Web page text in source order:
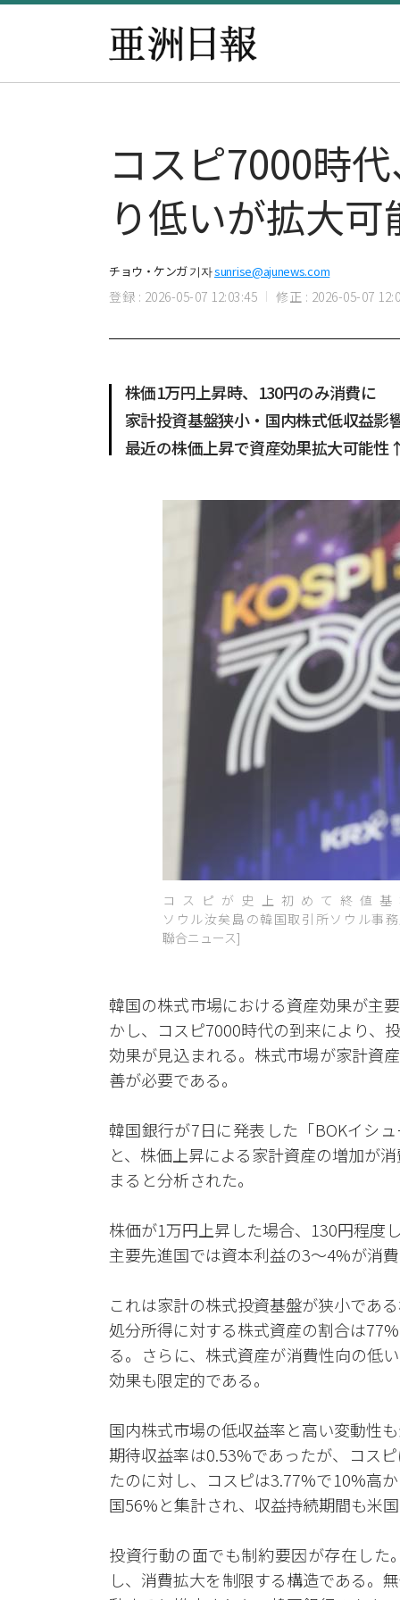
コスピ7000時
り低いが拡大
チョウ・ケンガ 기자sunrise@ajunews.com
登録 : 2026-05-07 12:03:45 修正 : 2026-05-07
株価1万円上昇時、130円のみ消費に
家計投資基盤狭小・国内株式低収益影
最近の株価上昇で資産効果拡大可能性
コスピが史上初めて終値
ソウル汝矣島の韓国取引所ソウル事
聯合ニュース]
韓国の株式市場における資産効果が主
かし、コスピ7000時代の到来により、
効果が見込まれる。株式市場が家計資
善が必要である。
韓国銀行が7日に発表した「BOKイシ
と、株価上昇による家計資産の増加が
まると分析された。
株価が1万円上昇した場合、130円程度
主要先進国では資本利益の3〜4%が消
これは家計の株式投資基盤が狭小であ
処分所得に対する株式資産の割合は
る。さらに、株式資産が消費性向の低
効果も限定的である。
国内株式市場の低収益率と高い変動性
期待収益率は0.53%であったが、コス
たのに対し、コスピは3.77%で10%高
国56%と集計され、収益持続期間も米
投資行動の面でも制約要因が存在し
し、消費拡大を制限する構造である。